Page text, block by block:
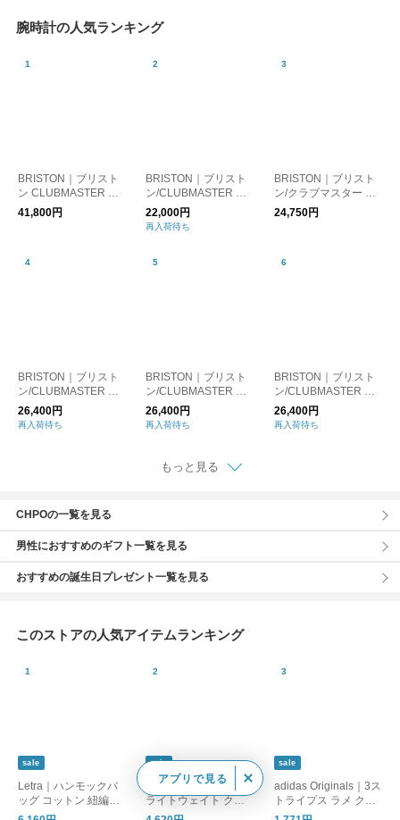
腕時計の人気ランキング
BRISTON｜ブリスト
ン CLUBMASTER CL
ASSIC CHRONOGRA
PH 腕時計
41,800円
BRISTON｜ブリスト
ン/CLUBMASTER CH
IC HMS SILVER
22,000円
再入荷待ち
BRISTON｜ブリスト
ン/クラブマスター エ
レガントアセテート
シルバー 腕時計
24,750円
BRISTON｜ブリスト
ン/CLUBMASTER CL
ASSIC HMS BLACK
MATT
26,400円
再入荷待ち
BRISTON｜ブリスト
ン/CLUBMASTER CL
ASSIC TRENDSETTE
RS HMS SAFARI
26,400円
再入荷待ち
BRISTON｜ブリスト
ン/CLUBMASTER CL
ASSIC HMS DATE AL
PINE WATCH
26,400円
再入荷待ち
もっと見る
CHPOの一覧を見る
男性におすすめのギフト一覧を見る
おすすめの誕生日プレゼント一覧を見る
このストアの人気アイテムランキング
sale
Letra｜ハンモックバ
ッグ コットン 紐編み
hammock-bag-fn 母の
sale
cotopaxi｜リスタ 2L
ライトウェイト クロ
スボディバッグ Lista
sale
adidas Originals｜3ス
トライプス ラメ クル
ーソックス 靴下 2足セ
アプリで見る